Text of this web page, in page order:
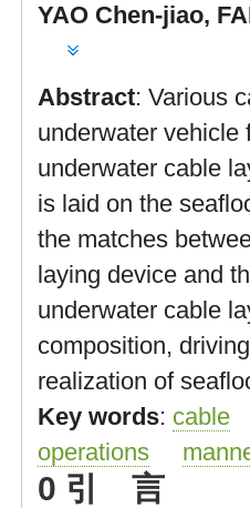
YAO Chen-jiao,
Abstract: Various
underwater vehicle
underwater cable
is laid on the
the matches
laying device and
underwater cable
composition,
realization of
Key words: cable
operations
0 引 言